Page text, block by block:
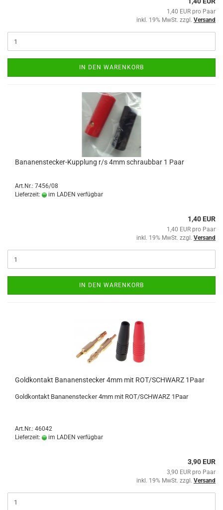
1,40 EUR pro Paar
inkl. 19% MwSt. zzgl. Versand
IN DEN WARENKORB
Bananenstecker-Kupplung r/s 4mm schraubbar 1 Paar
Art.Nr.: 7456/08
Lieferzeit:
im LADEN verfügbar
1,40 EUR
1,40 EUR pro Paar
inkl. 19% MwSt. zzgl. Versand
IN DEN WARENKORB
Goldkontakt Bananenstecker 4mm mit ROT/SCHWARZ 1Paar
Goldkontakt Bananenstecker 4mm mit ROT/SCHWARZ 1Paar
Art.Nr.: 46042
Lieferzeit:
im LADEN verfügbar
3,90 EUR
3,90 EUR pro Paar
inkl. 19% MwSt. zzgl. Versand